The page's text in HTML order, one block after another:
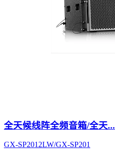
全天候线阵全频音箱/全天...
GX-SP2012LW/GX-SP201